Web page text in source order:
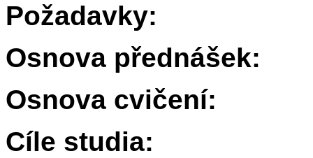
Požadavky:
Osnova přednášek:
Osnova cvičení:
Cíle studia: